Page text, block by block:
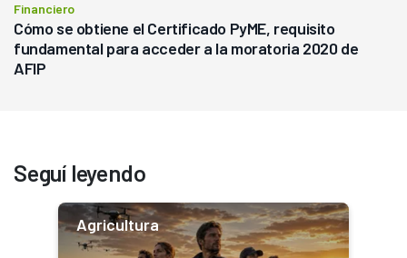
Financiero
Cómo se obtiene el Certificado PyME, requisito
fundamental para acceder a la moratoria 2020 de
AFIP
Seguí leyendo
Agricultura